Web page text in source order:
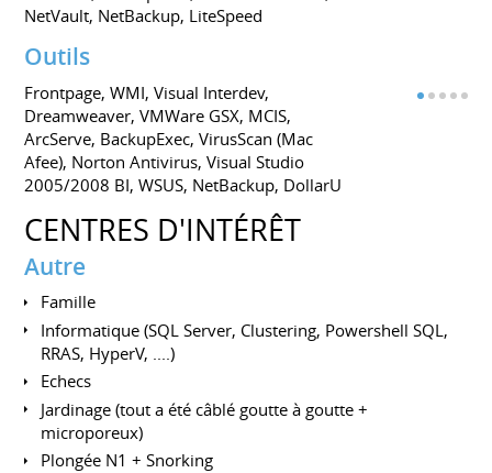
NetVault, NetBackup, LiteSpeed
Outils
Frontpage, WMI, Visual Interdev,
Dreamweaver, VMWare GSX, MCIS,
ArcServe, BackupExec, VirusScan (Mac
Afee), Norton Antivirus, Visual Studio
2005/2008 BI, WSUS, NetBackup, DollarU
CENTRES D'INTÉRÊT
Autre
Famille
Informatique (SQL Server, Clustering, Powershell SQL,
RRAS, HyperV, ....)
Echecs
Jardinage (tout a été câblé goutte à goutte +
microporeux)
Plongée N1 + Snorking